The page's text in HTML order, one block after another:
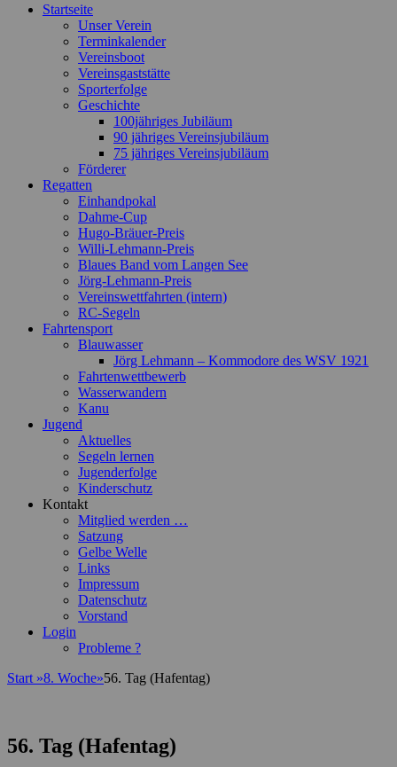
Zum
Startseite
Unser Verein
Terminkalender
Vereinsboot
Vereinsgaststätte
Sporterfolge
Geschichte
100jähriges Jubiläum
90 jähriges Vereinsjubiläum
75 jähriges Vereinsjubiläum
Förderer
Regatten
Einhandpokal
Dahme-Cup
Hugo-Bräuer-Preis
Willi-Lehmann-Preis
Blaues Band vom Langen See
Jörg-Lehmann-Preis
Vereinswettfahrten (intern)
RC-Segeln
Fahrtensport
Blauwasser
Jörg Lehmann – Kommodore des WSV 1921
Fahrtenwettbewerb
Wasserwandern
Kanu
Jugend
Aktuelles
Segeln lernen
Jugenderfolge
Kinderschutz
Kontakt
Mitglied werden …
Satzung
Gelbe Welle
Links
Impressum
Datenschutz
Vorstand
Login
Probleme ?
Start »8. Woche»56. Tag (Hafentag)
56. Tag (Hafentag)